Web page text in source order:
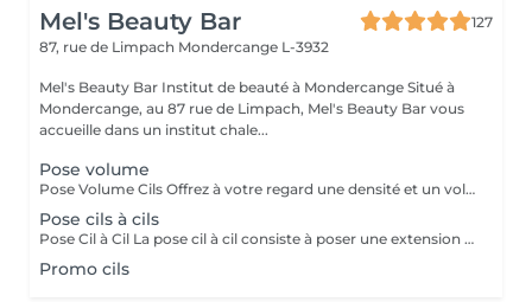
Mel's Beauty Bar
127
87, rue de Limpach Mondercange L-3932
Mel's Beauty Bar Institut de beauté à Mondercange Situé à
Mondercange, au 87 rue de Limpach, Mel's Beauty Bar vous
accueille dans un institut chale...
Pose volume
Pose Volume Cils Offrez à votre regard une densité et un volume exceptionnels avec notre pose de cils volume. Cette technique consiste à poser plusieurs extensions de cils très légères sur chaque cil naturel, créant ainsi un effet plus fourni et spectaculaire. Idéale pour celles qui recherchent un regard intense et dramatique tout en conservant un aspect naturel et élégant. Le volume est personnalisable selon vos préférences, pour un résultat parfaitement adapté à vos yeux.
Pose cils à cils
Pose Cil à Cil La pose cil à cil consiste à poser une extension de cil sur chaque cil naturel, créant ainsi un effet allongeant et discret. Cette méthode donne un résultat naturel et élégant, parfait pour celles qui souhaitent intensifier leur regard sans effet trop chargé. Idéale pour un look raffiné et une tenue longue durée.
Promo cils